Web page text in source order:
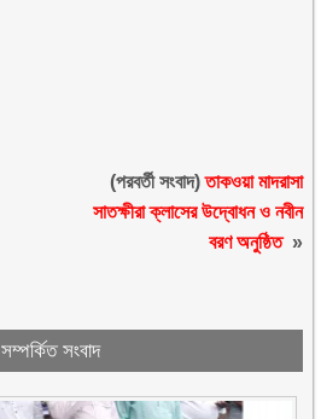
(পরবর্তী সংবাদ)তাকওয়া মাদরাসা
সাতক্ষীরা ক্লাসের উদ্বোধন ও নবীন
বরণ অনুষ্ঠিত »
সম্পর্কিত সংবাদ